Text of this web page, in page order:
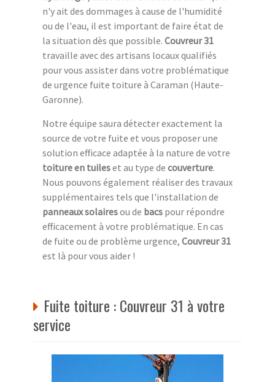
n'y ait des dommages à cause de l'humidité
ou de l'eau, il est important de faire état de
la situation dès que possible. Couvreur 31
travaille avec des artisans locaux qualifiés
pour vous assister dans votre problématique
de urgence fuite toiture à Caraman (Haute-
Garonne).
Notre équipe saura détecter exactement la
source de votre fuite et vous proposer une
solution efficace adaptée à la nature de votre
toiture en tuileset au type de couverture.
Nous pouvons également réaliser des travaux
supplémentaires tels que l'installation de
panneaux solairesou de bacs pour répondre
efficacement à votre problématique. En cas
de fuite ou de problème urgence, Couvreur 31
est là pour vous aider !
Fuite toiture : Couvreur 31 à votre
service